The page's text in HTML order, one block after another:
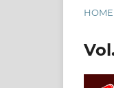
HOME